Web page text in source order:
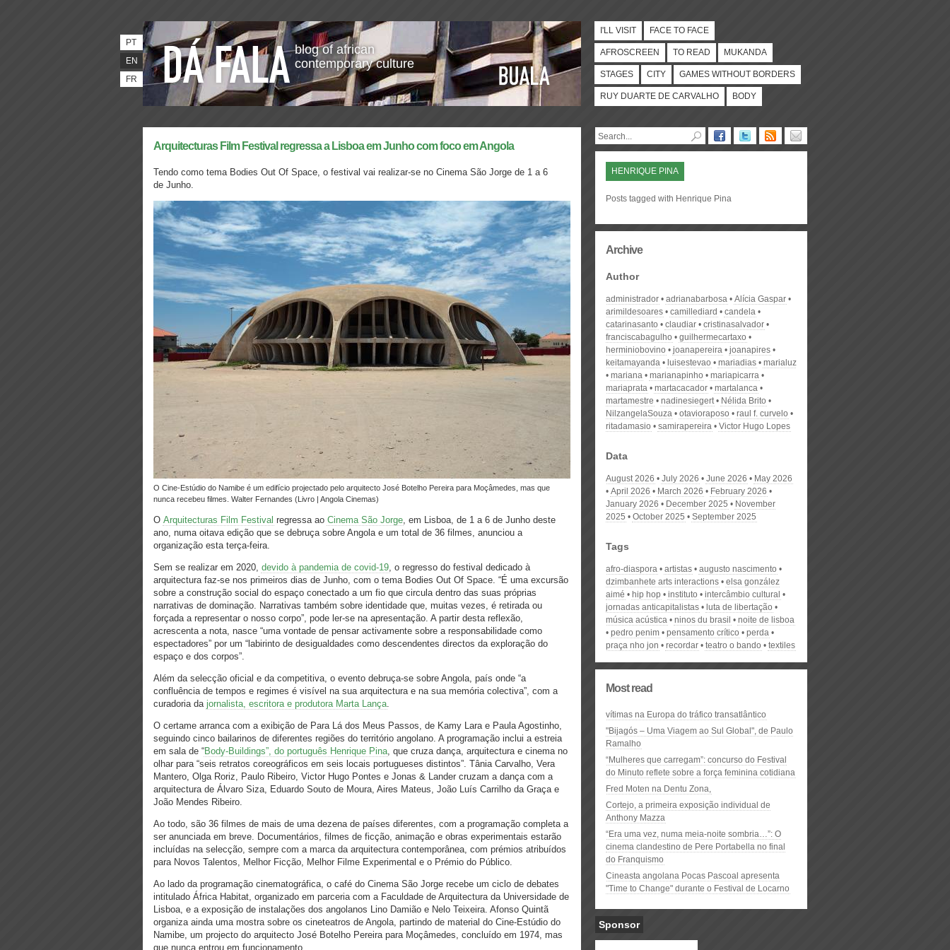
blog of african
contemporary culture
PT
EN
FR
I'LL VISIT FACE TO FACE
AFROSCREEN TO READ MUKANDA
STAGES CITY GAMES WITHOUT BORDERS
RUY DUARTE DE CARVALHO BODY
Arquitecturas Film Festival regressa a Lisboa em Junho com foco em Angola
Tendo como tema Bodies Out Of Space, o festival vai realizar-se no Cinema São Jorge de 1 a 6
de Junho.
O Cine-Estúdio do Namibe é um edifício projectado pelo arquitecto José Botelho Pereira para Moçâmedes, mas que
nunca recebeu filmes. Walter Fernandes (Livro | Angola Cinemas)
O Arquitecturas Film Festival regressa ao Cinema São Jorge, em Lisboa, de 1 a 6 de Junho deste
ano, numa oitava edição que se debruça sobre Angola e um total de 36 filmes, anunciou a
organização esta terça-feira.
Sem se realizar em 2020, devido à pandemia de covid-19, o regresso do festival dedicado à
arquitectura faz-se nos primeiros dias de Junho, com o tema Bodies Out Of Space. “É uma excursão
sobre a construção social do espaço conectado a um fio que circula dentro das suas próprias
narrativas de dominação. Narrativas também sobre identidade que, muitas vezes, é retirada ou
forçada a representar o nosso corpo”, pode ler-se na apresentação. A partir desta reflexão,
acrescenta a nota, nasce “uma vontade de pensar activamente sobre a responsabilidade como
espectadores” por um “labirinto de desigualdades como descendentes directos da exploração do
espaço e dos corpos”.
Além da selecção oficial e da competitiva, o evento debruça-se sobre Angola, país onde “a
confluência de tempos e regimes é visível na sua arquitectura e na sua memória colectiva”, com a
curadoria da jornalista, escritora e produtora Marta Lança.
O certame arranca com a exibição de Para Lá dos Meus Passos, de Kamy Lara e Paula Agostinho,
seguindo cinco bailarinos de diferentes regiões do território angolano. A programação inclui a estreia
em sala de “Body-Buildings”, do português Henrique Pina, que cruza dança, arquitectura e cinema no
olhar para “seis retratos coreográficos em seis locais portugueses distintos”. Tânia Carvalho, Vera
Mantero, Olga Roriz, Paulo Ribeiro, Victor Hugo Pontes e Jonas & Lander cruzam a dança com a
arquitectura de Álvaro Siza, Eduardo Souto de Moura, Aires Mateus, João Luís Carrilho da Graça e
João Mendes Ribeiro.
Ao todo, são 36 filmes de mais de uma dezena de países diferentes, com a programação completa a
ser anunciada em breve. Documentários, filmes de ficção, animação e obras experimentais estarão
incluídas na selecção, sempre com a marca da arquitectura contemporânea, com prémios atribuídos
para Novos Talentos, Melhor Ficção, Melhor Filme Experimental e o Prémio do Público.
Ao lado da programação cinematográfica, o café do Cinema São Jorge recebe um ciclo de debates
intitulado África Habitat, organizado em parceria com a Faculdade de Arquitectura da Universidade de
Lisboa, e a exposição de instalações dos angolanos Lino Damião e Nelo Teixeira. Afonso Quintã
organiza ainda uma mostra sobre os cineteatros de Angola, partindo de material do Cine-Estúdio do
Namibe, um projecto do arquitecto José Botelho Pereira para Moçâmedes, concluído em 1974, mas
que nunca entrou em funcionamento.
HENRIQUE PINA
Posts tagged with Henrique Pina
Archive
Author
administrador adrianabarbosa
Alícia Gaspar
arimildesoares
camillediard
candela
catarinasanto
claudiar
cristinasalvador
franciscabagulho
guilhermecartaxo
herminiobovino
joanapereira
joanapires
keitamayanda
luisestevao mariadias
marialuz
mariana
marianapinho
mariapicarra
mariaprata
martacacador
martalanca
martamestre
nadinesiegert
Nélida Brito
NilzangelaSouza
otavioraposo
raul f. curvelo
ritadamasio
samirapereira Victor Hugo Lopes
Data
August 2026 July 2026 June 2026
May 2026
April 2026
March 2026
February 2026
January 2026
December 2025
November
2025
October 2025 September 2025
Tags
afro-diaspora artistas
augusto nascimento
dzimbanhete arts interactions
elsa gonzález
aimé
hip hop instituto
intercâmbio cultural
jornadas anticapitalistas
luta de libertação
música acústica
ninos du brasil
noite de lisboa
pedro penim
pensamento crítico
perda
praça nho jon
recordar teatro o bando textiles
Most read
vítimas na Europa do tráfico transatlântico
"Bijagós – Uma Viagem ao Sul Global", de Paulo
Ramalho
“Mulheres que carregam”: concurso do Festival
do Minuto reflete sobre a força feminina cotidiana
Fred Moten na Dentu Zona,
Cortejo, a primeira exposição individual de
Anthony Mazza
“Era uma vez, numa meia-noite sombria…”: O
cinema clandestino de Pere Portabella no final
do Franquismo
Cineasta angolana Pocas Pascoal apresenta
"Time to Change" durante o Festival de Locarno
Sponsor